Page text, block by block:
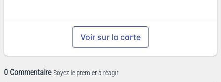
Voir sur la carte
0 Commentaire Soyez le premier à réagir